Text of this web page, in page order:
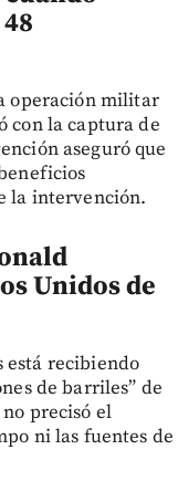
operación militar
con la captura de
aseguró que
la intervención.
Unidos de
está recibiendo
de barriles” de
precisó el
ni las fuentes de